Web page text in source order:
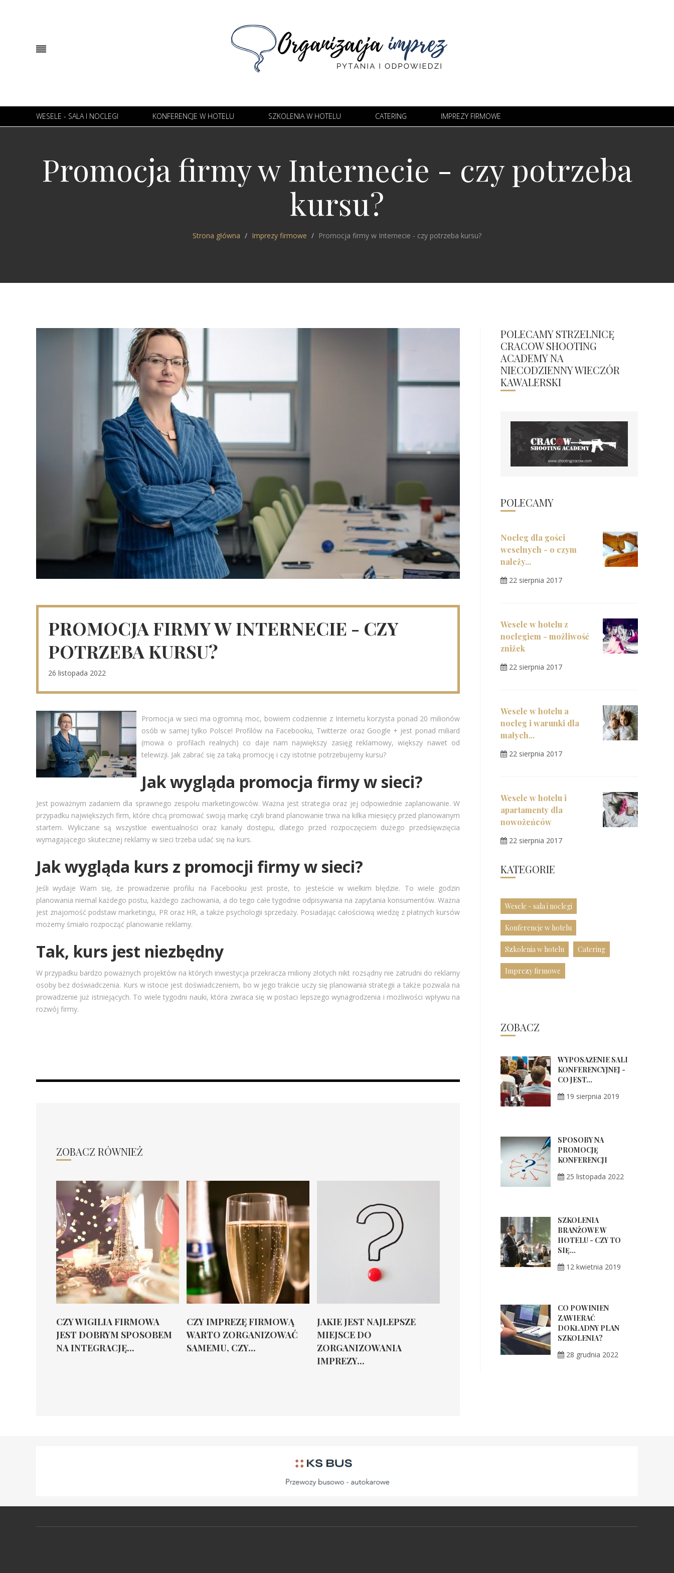
WESELE - SALA I NOCLEGI KONFERENCJE W HOTELU SZKOLENIA W HOTELU CATERING IMPREZY FIRMOWE
Promocja firmy w Internecie - czy potrzeba
kursu?
Strona główna Imprezy firmowe Promocja firmy w Internecie - czy potrzeba kursu?
PROMOCJA FIRMY W INTERNECIE - CZY
POTRZEBA KURSU?
26 listopada 2022
Promocja w sieci ma ogromną moc, bowiem codziennie z Internetu korzysta ponad 20 milionów
osób w samej tylko Polsce! Profilów na Facebooku, Twitterze oraz Google + jest ponad miliard
(mowa o profilach realnych) co daje nam największy zasięg reklamowy, większy nawet od
telewizji. Jak zabrać się za taką promocję i czy istotnie potrzebujemy kursu?
Jak wygląda promocja firmy w sieci?
Jest poważnym zadaniem dla sprawnego zespołu marketingowców. Ważna jest strategia oraz jej odpowiednie zaplanowanie. W
przypadku największych firm, które chcą promować swoją markę czyli brand planowanie trwa na kilka miesięcy przed planowanym
startem. Wyliczane są wszystkie ewentualności oraz kanały dostępu, dlatego przed rozpoczęciem dużego przedsięwzięcia
wymagającego skutecznej reklamy w sieci trzeba udać się na kurs.
Jak wygląda kurs z promocji firmy w sieci?
Jeśli wydaje Wam się, że prowadzenie profilu na Facebooku jest proste, to jesteście w wielkim błędzie. To wiele godzin
planowania niemal każdego postu, każdego zachowania, a do tego całe tygodnie odpisywania na zapytania konsumentów. Ważna
jest znajomość podstaw marketingu, PR oraz HR, a także psychologii sprzedaży. Posiadając całościową wiedzę z płatnych kursów
możemy śmiało rozpocząć planowanie reklamy.
Tak, kurs jest niezbędny
W przypadku bardzo poważnych projektów na których inwestycja przekracza miliony złotych nikt rozsądny nie zatrudni do reklamy
osoby bez doświadczenia. Kurs w istocie jest doświadczeniem, bo w jego trakcie uczy się planowania strategii a także pozwala na
prowadzenie już istniejących. To wiele tygodni nauki, która zwraca się w postaci lepszego wynagrodzenia i możliwości wpływu na
rozwój firmy.
ZOBACZ RÓWNIEŻ
CZY WIGILIA FIRMOWA
JEST DOBRYM SPOSOBEM
NA INTEGRACJĘ...
CZY IMPREZĘ FIRMOWĄ
WARTO ZORGANIZOWAĆ
SAMEMU, CZY...
JAKIE JEST NAJLEPSZE
MIEJSCE DO
ZORGANIZOWANIA
IMPREZY...
POLECAMY STRZELNICĘ
CRACOW SHOOTING
ACADEMY NA
NIECODZIENNY WIECZÓR
KAWALERSKI
POLECAMY
Nocleg dla gości
weselnych - o czym
należy...
22 sierpnia 2017
Wesele w hotelu z
noclegiem - możliwość
zniżek
22 sierpnia 2017
Wesele w hotelu a
nocleg i warunki dla
małych...
22 sierpnia 2017
Wesele w hotelu i
apartamenty dla
nowożeńców
22 sierpnia 2017
KATEGORIE
Wesele - sala i noclegi
Konferencje w hotelu
Szkolenia w hotelu Catering
Imprezy firmowe
ZOBACZ
WYPOSAŻENIE SALI
KONFERENCYJNEJ -
CO JEST...
19 sierpnia 2019
SPOSOBY NA
PROMOCJĘ
KONFERENCJI
25 listopada 2022
SZKOLENIA
BRANŻOWE W
HOTELU - CZY TO
SIĘ...
12 kwietnia 2019
CO POWINIEN
ZAWIERAĆ
DOKŁADNY PLAN
SZKOLENIA?
28 grudnia 2022